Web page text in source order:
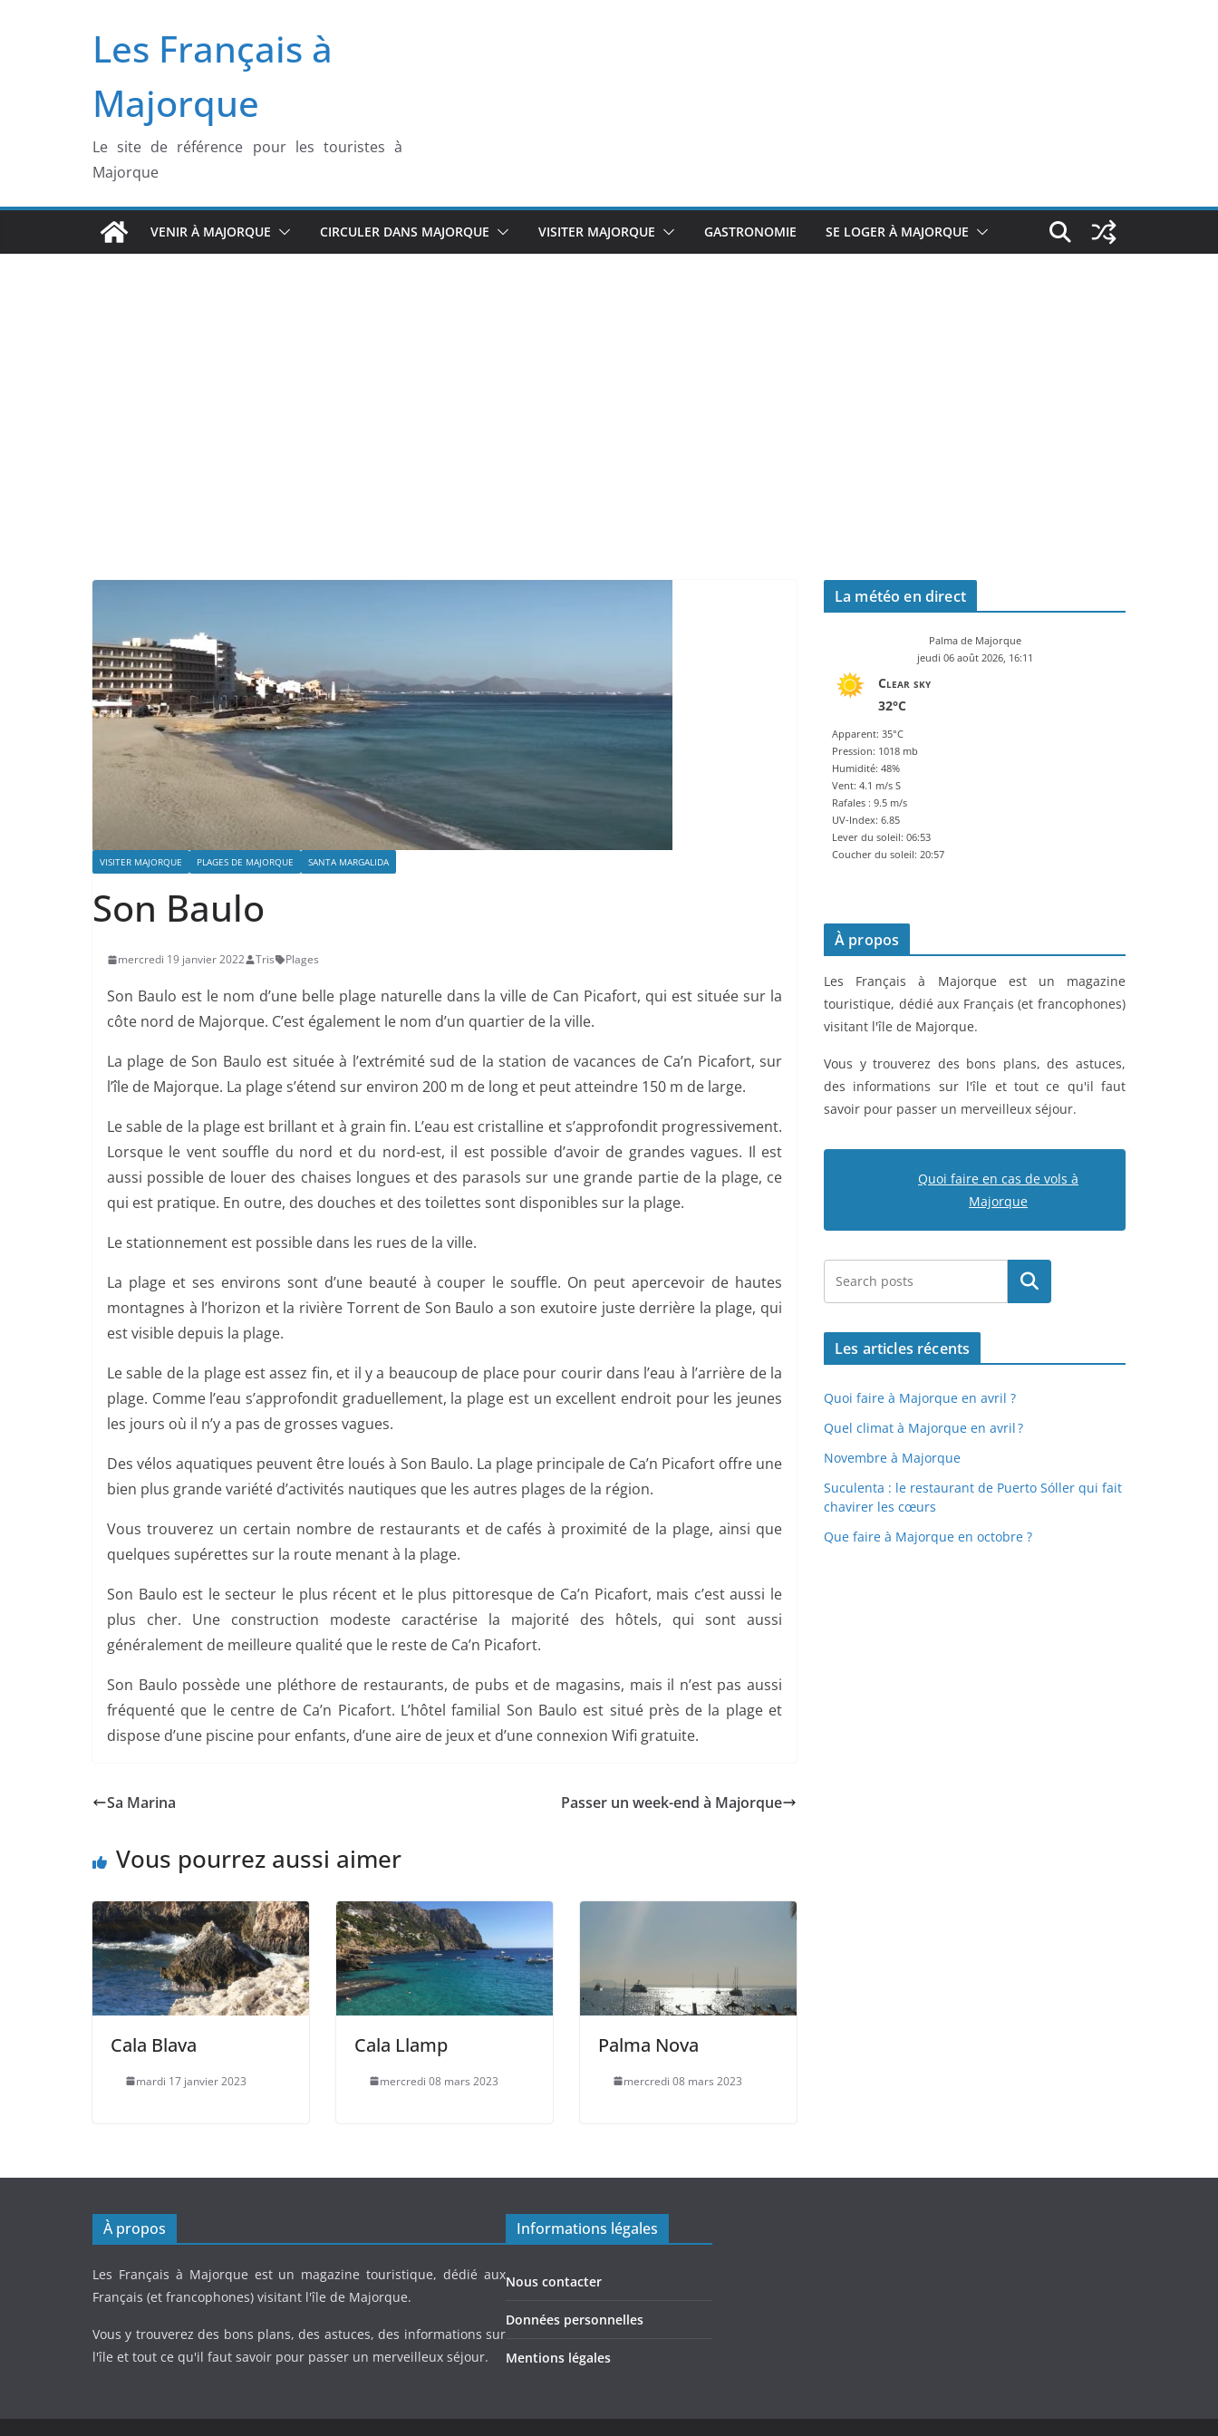
Les Français à
Majorque
Le site de référence pour les touristes à
Majorque
VENIR À MAJORQUE CIRCULER DANS MAJORQUE VISITER MAJORQUE GASTRONOMIE SE LOGER À MAJORQUE
VISITER MAJORQUE PLAGES DE MAJORQUE SANTA MARGALIDA
Son Baulo
mercredi 19 janvier 2022 Tris Plages
Son Baulo est le nom d’une belle plage naturelle dans la ville de Can Picafort, qui est située sur la
côte nord de Majorque. C’est également le nom d’un quartier de la ville.
La plage de Son Baulo est située à l’extrémité sud de la station de vacances de Ca’n Picafort, sur
l’île de Majorque. La plage s’étend sur environ 200 m de long et peut atteindre 150 m de large.
Le sable de la plage est brillant et à grain fin. L’eau est cristalline et s’approfondit progressivement.
Lorsque le vent souffle du nord et du nord-est, il est possible d’avoir de grandes vagues. Il est
aussi possible de louer des chaises longues et des parasols sur une grande partie de la plage, ce
qui est pratique. En outre, des douches et des toilettes sont disponibles sur la plage.
Le stationnement est possible dans les rues de la ville.
La plage et ses environs sont d’une beauté à couper le souffle. On peut apercevoir de hautes
montagnes à l’horizon et la rivière Torrent de Son Baulo a son exutoire juste derrière la plage, qui
est visible depuis la plage.
Le sable de la plage est assez fin, et il y a beaucoup de place pour courir dans l’eau à l’arrière de la
plage. Comme l’eau s’approfondit graduellement, la plage est un excellent endroit pour les jeunes
les jours où il n’y a pas de grosses vagues.
Des vélos aquatiques peuvent être loués à Son Baulo. La plage principale de Ca’n Picafort offre une
bien plus grande variété d’activités nautiques que les autres plages de la région.
Vous trouverez un certain nombre de restaurants et de cafés à proximité de la plage, ainsi que
quelques supérettes sur la route menant à la plage.
Son Baulo est le secteur le plus récent et le plus pittoresque de Ca’n Picafort, mais c’est aussi le
plus cher. Une construction modeste caractérise la majorité des hôtels, qui sont aussi
généralement de meilleure qualité que le reste de Ca’n Picafort.
Son Baulo possède une pléthore de restaurants, de pubs et de magasins, mais il n’est pas aussi
fréquenté que le centre de Ca’n Picafort. L’hôtel familial Son Baulo est situé près de la plage et
dispose d’une piscine pour enfants, d’une aire de jeux et d’une connexion Wifi gratuite.
Sa Marina Passer un week-end à Majorque
Vous pourrez aussi aimer
Cala Blava
mardi 17 janvier 2023
Cala Llamp
mercredi 08 mars 2023
Palma Nova
mercredi 08 mars 2023
La météo en direct
Palma de Majorque
jeudi 06 août 2026, 16:11
Clear sky
32°C
Apparent: 35°C
Pression: 1018 mb
Humidité: 48%
Vent: 4.1 m/s S
Rafales : 9.5 m/s
UV-Index: 6.85
Lever du soleil: 06:53
Coucher du soleil: 20:57
À propos
Les Français à Majorque est un magazine
touristique, dédié aux Français (et francophones)
visitant l'île de Majorque.
Vous y trouverez des bons plans, des astuces,
des informations sur l'île et tout ce qu'il faut
savoir pour passer un merveilleux séjour.
Quoi faire en cas de vols à
Majorque
Rechercher
Les articles récents
Quoi faire à Majorque en avril ?
Quel climat à Majorque en avril ?
Novembre à Majorque
Suculenta : le restaurant de Puerto Sóller qui fait
chavirer les cœurs
Que faire à Majorque en octobre ?
À propos
Les Français à Majorque est un magazine touristique, dédié aux
Français (et francophones) visitant l'île de Majorque.
Vous y trouverez des bons plans, des astuces, des informations sur
l'île et tout ce qu'il faut savoir pour passer un merveilleux séjour.
Informations légales
Nous contacter
Données personnelles
Mentions légales